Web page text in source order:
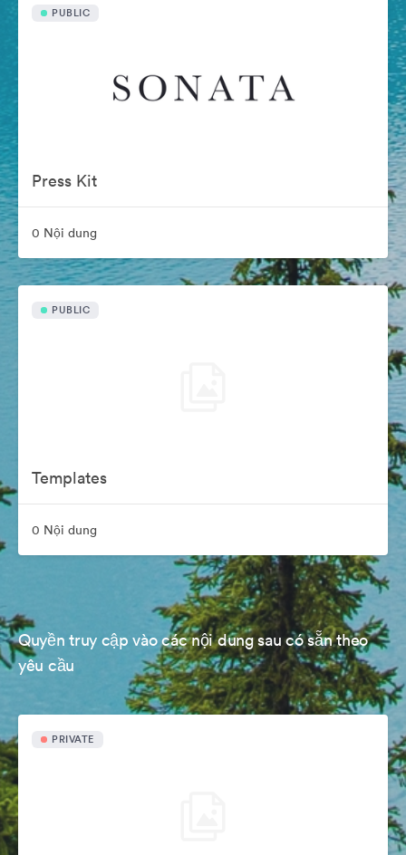
PUBLIC
Press Kit
0 Nội dung
PUBLIC
Templates
0 Nội dung
Quyền truy cập vào các nội dung sau có sẵn theo
yêu cầu
PRIVATE